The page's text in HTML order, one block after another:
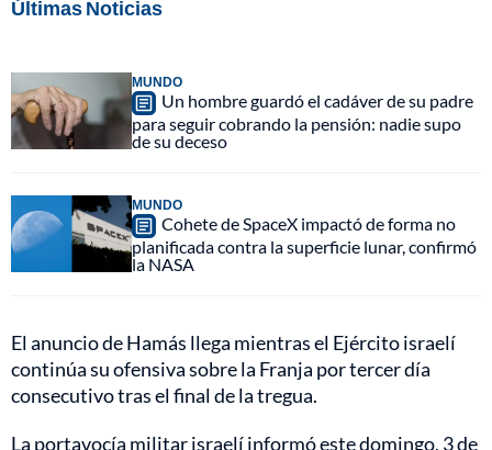
Últimas Noticias
MUNDO
Un hombre guardó el cadáver de su padre
para seguir cobrando la pensión: nadie supo
de su deceso
MUNDO
Cohete de SpaceX impactó de forma no
planificada contra la superficie lunar, confirmó
la NASA
El anuncio de Hamás llega mientras el Ejército israelí
continúa su ofensiva sobre la Franja por tercer día
consecutivo tras el final de la tregua.
La portavocía militar israelí informó este domingo, 3 de